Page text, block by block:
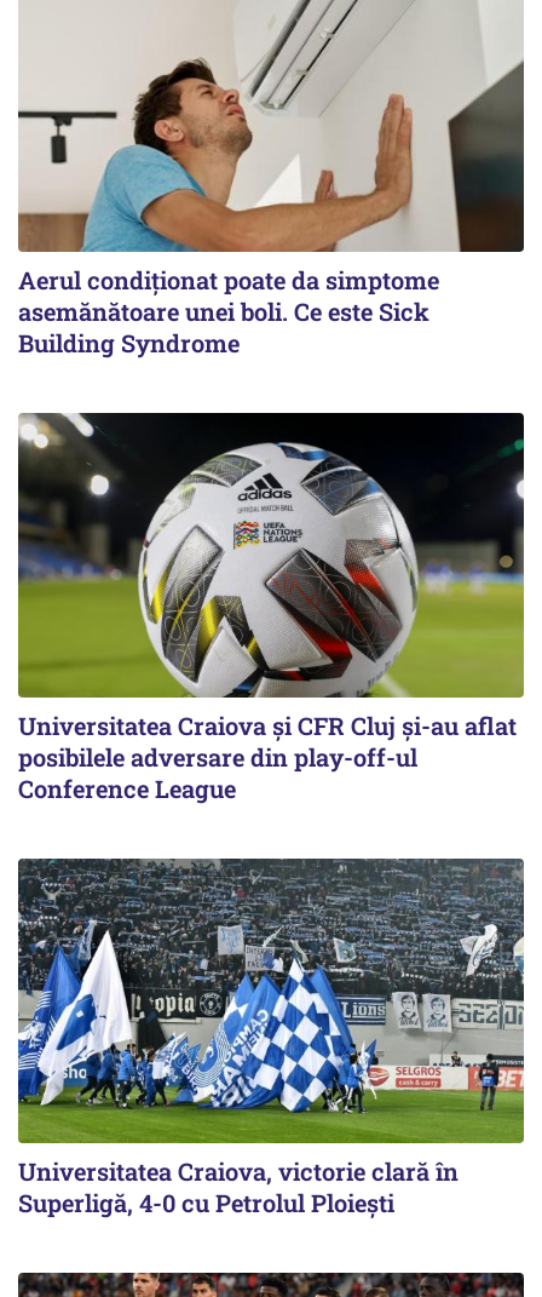
Aerul condiționat poate da simptome
asemănătoare unei boli. Ce este Sick
Building Syndrome
Universitatea Craiova și CFR Cluj și-au aflat
posibilele adversare din play-off-ul
Conference League
Universitatea Craiova, victorie clară în
Superligă, 4-0 cu Petrolul Ploieşti